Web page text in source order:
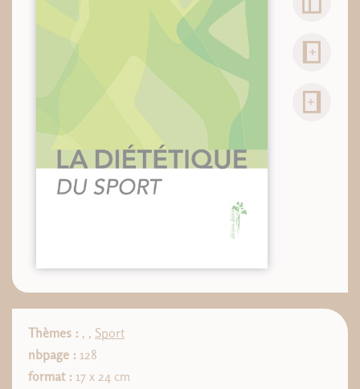
Thèmes : , , Sport
nbpage : 128
format : 17 x 24 cm